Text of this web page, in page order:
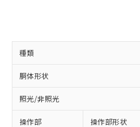
種類
胴体形状
照光/非照光
操作部 操作部形状